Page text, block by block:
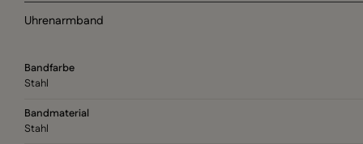
Uhrenarmband
Bandfarbe
Stahl
Bandmaterial
Stahl